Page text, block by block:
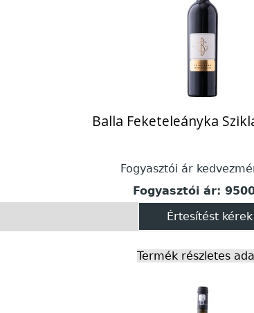
Balla Feketeleányka
Fogyasztói ár
Fogyasztói ár:
Értesítést
Termék részletes